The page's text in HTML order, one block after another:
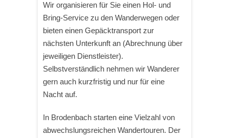
Wir organisieren für Sie einen Hol- und
Bring-Service zu den Wanderwegen oder
bieten einen Gepäcktransport zur
nächsten Unterkunft an (Abrechnung über
jeweiligen Dienstleister).
Selbstverständlich nehmen wir Wanderer
gern auch kurzfristig und nur für eine
Nacht auf.
In Brodenbach starten eine Vielzahl von
abwechslungsreichen Wandertouren. Der